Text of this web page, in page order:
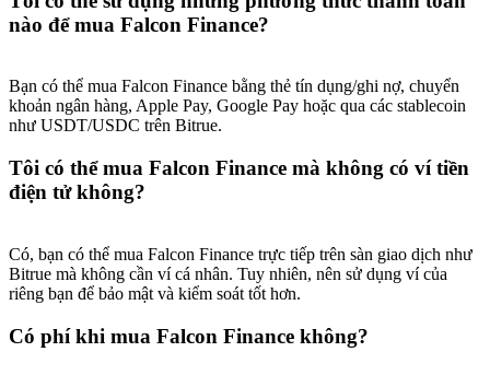
nào để mua Falcon Finance?
Bạn có thể mua Falcon Finance bằng thẻ tín dụng/ghi nợ, chuyển
khoản ngân hàng, Apple Pay, Google Pay hoặc qua các stablecoin
như USDT/USDC trên Bitrue.
Tôi có thể mua Falcon Finance mà không có ví tiền
điện tử không?
Có, bạn có thể mua Falcon Finance trực tiếp trên sàn giao dịch như
Bitrue mà không cần ví cá nhân. Tuy nhiên, nên sử dụng ví của
riêng bạn để bảo mật và kiểm soát tốt hơn.
Có phí khi mua Falcon Finance không?